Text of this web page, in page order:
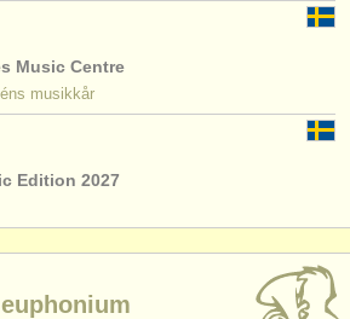
klassischen musik
Music Centre
musikkår
Edition 2027
euphonium